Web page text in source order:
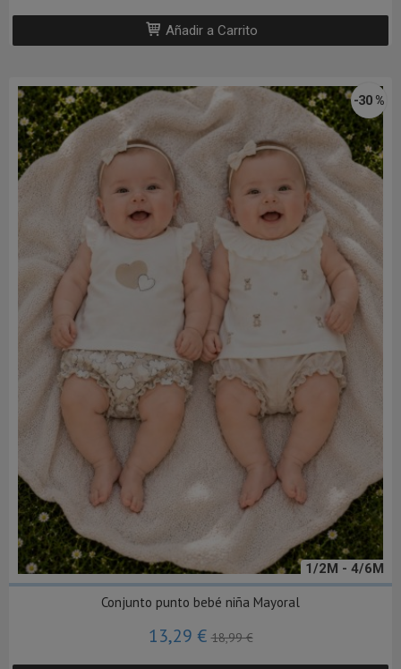
Añadir a Carrito
1/2M - 4/6M
-30 %
Conjunto punto bebé niña Mayoral
13,29 €18,99 €